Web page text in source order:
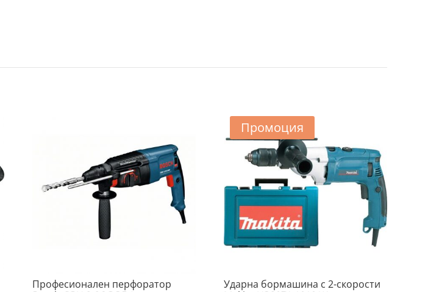
Професионален перфоратор
Промоция
Ударна бормашина с 2-скорости